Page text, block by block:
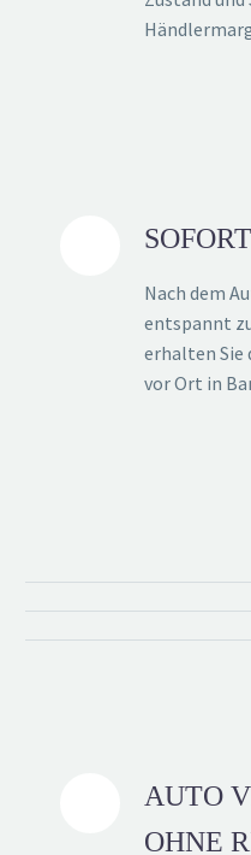
Nach dem
entspannt
erhalten Sie
vor Ort in
AUTO
OHNE